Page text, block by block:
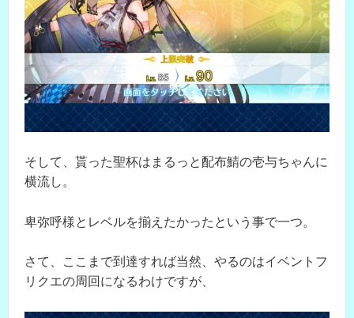
そして、貰った聖杯はまるっと配布鯖の壱与ちゃんに
横流し。
卑弥呼様とレベルを揃えたかったという事で一つ。
さて、ここまで到達すれば当然、やるのはイベントフ
リクエの周回になるわけですが、